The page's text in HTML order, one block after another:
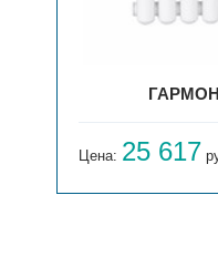
Цена: 25 617